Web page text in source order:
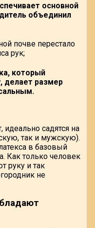
основной
объединил
почве перестало
рук;
который
делает размер
идеально садятся на
так и мужскую).
в базовый
Как только человек
руку и так
не